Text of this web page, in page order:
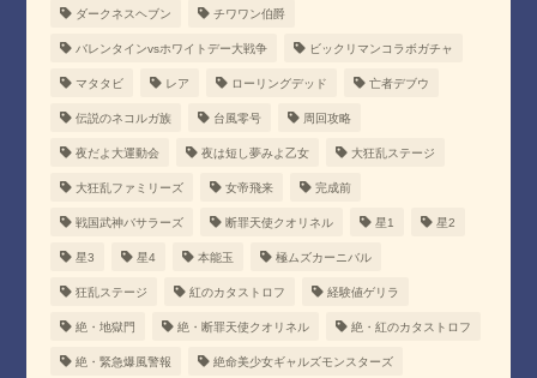
ダークネスヘブン チワワン伯爵
バレンタインvsホワイトデー大戦争 ビックリマンコラボガチャ
マタタビ レア ローリングデッド 亡者デブウ
伝説のネコルガ族 台風零号 周回攻略
夜だよ大運動会 夜は短し夢みよ乙女 大狂乱ステージ
大狂乱ファミリーズ 女帝飛来 完成前
戦国武神バサラーズ 断罪天使クオリネル 星1 星2
星3 星4 本能玉 極ムズカーニバル
狂乱ステージ 紅のカタストロフ 経験値ゲリラ
絶・地獄門 絶・断罪天使クオリネル 絶・紅のカタストロフ
絶・緊急爆風警報 絶命美少女ギャルズモンスターズ